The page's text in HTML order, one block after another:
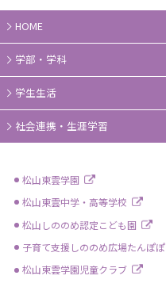
HOME
学部・学科
学生生活
社会連携・生涯学習
松山東雲学園
松山東雲中学・高等学校
松山しののめ認定こども園
子育て支援しののめ広場たんぽぽ
松山東雲学園児童クラブ